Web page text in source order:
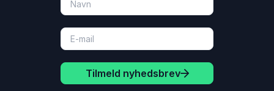
Tilmeld nyhedsbrev